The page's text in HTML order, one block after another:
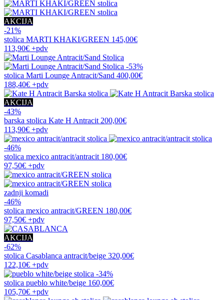
AKCIJA
-21%
stolica MARTI KHAKI/GREEN 145,00€
113,90€ +pdv
-53%
stolica Marti Lounge Antracit/Sand 400,00€
188,40€ +pdv
AKCIJA
-43%
barska stolica Kate H Antracit 200,00€
113,90€ +pdv
-46%
stolica mexico antracit/antracit 180,00€
97,50€ +pdv
zadnji komadi
-46%
stolica mexico antracit/GREEN 180,00€
97,50€ +pdv
AKCIJA
-62%
stolica Casablanca antracit/beige 320,00€
122,10€ +pdv
-34%
stolica pueblo white/beige 160,00€
105,70€ +pdv